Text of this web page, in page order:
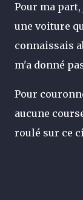
Pour ma part,
une voiture
connaissais
m'a donné
Pour
aucune
roulé sur ce